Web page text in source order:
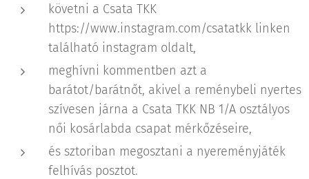
követni a Csata TKK
https://www.instagram.com/csatatkk linken
található instagram oldalt,
meghívni kommentben azt a
barátot/barátnőt, akivel a reménybeli nyertes
szívesen járna a Csata TKK NB 1/A osztályos
női kosárlabda csapat mérkőzéseire,
és sztoriban megosztani a nyereményjáték
felhívás posztot.